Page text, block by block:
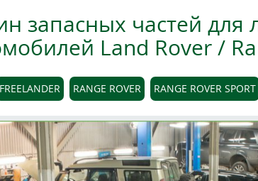
запасных частей для
Land Rover /
FREELANDER RANGE ROVER RANGE ROVER SPORT